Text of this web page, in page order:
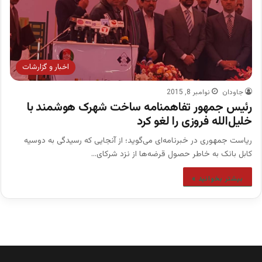
اخبار و گزارشات
جاودان نوامبر 8, 2015
رئیس جمهور تفاهمنامه ساخت شهرک هوشمند با
خلیل‌الله فروزی را لغو کرد
ریاست جمهوری در خبرنامه‌ای می‌گوید؛ از آنجایی که رسیدگی به دوسیه
کابل بانک به خاطر حصول قرضه‌ها از نزد شرکای…
بیشتر بخوانید »